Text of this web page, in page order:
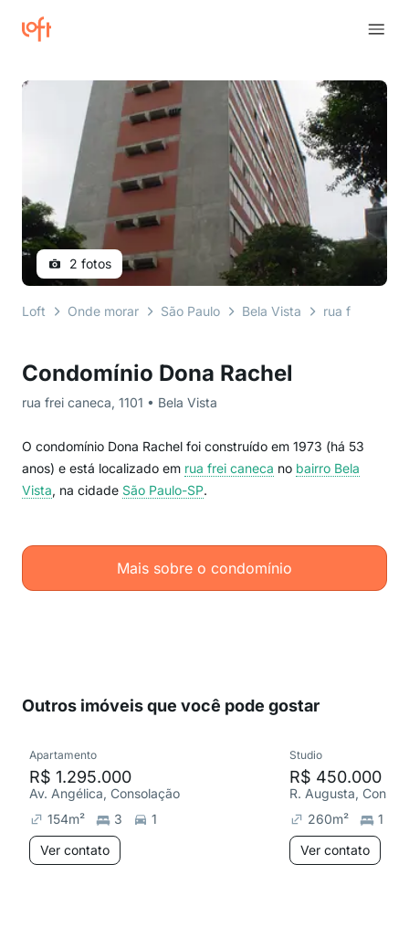
Condomínio Dona Rachel
rua frei caneca, 1101 • Bela Vista
O condomínio Dona Rachel foi construído em 1973 (há 53
anos) e está localizado em rua frei caneca no bairro Bela
Vista, na cidade São Paulo-SP.
Mais sobre o condomínio
2 fotos
Loft Onde morar São Paulo Bela Vista rua frei
Outros imóveis que você pode gostar
Apartamento
R$ 1.295.000
Av. Angélica, Consolação
154m² 3
1
Ver contato
Studio
R$ 450.000
R. Augusta,
260m²
1
Ver contato